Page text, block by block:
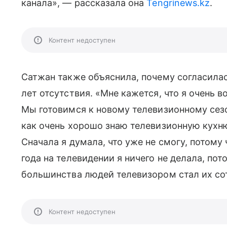
канала», — рассказала онаTengrinews.kz.
Контент недоступен
Сатжан также объяснила, почему
лет отсутствия. «Мне кажется, что я очень
Мы готовимся к новому телевизионному
как очень хорошо знаю телевизионную
Сначала я думала, что уже не смогу,
года на телевидении я ничего не делала,
большинства людей телевизором стал их
Контент недоступен